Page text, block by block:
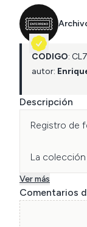
CÓDIGO: CL
autor:
Descripción
Registro de
La
Ver más
Comentarios